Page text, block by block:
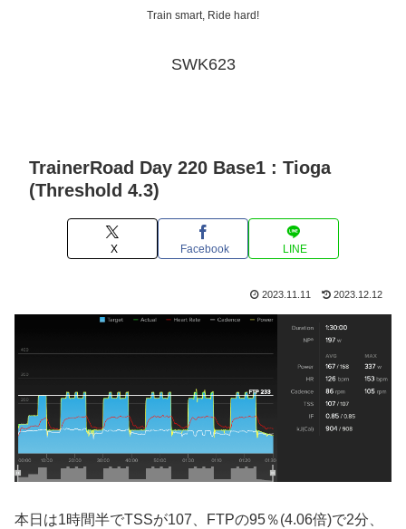
Train smart, Ride hard!
SWK623
TrainerRoad Day 220 Base1 : Tioga
(Threshold 4.3)
X Facebook LINE
2023.11.11 2023.12.12
本日は1時間半でTSSが107、FTPの95％(4.06倍)で2分、